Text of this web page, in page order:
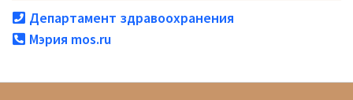
Департамент здравоохранения
Мэрия mos.ru